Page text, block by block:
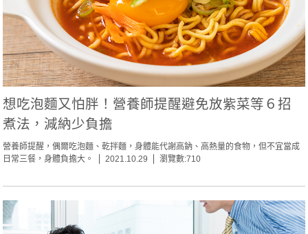
想吃泡麵又怕胖！營養師提醒避免放紫菜等６招
煮法，減納少負擔
營養師提醒，偶爾吃泡麵、乾拌麵，身體能代謝高鈉、高熱量的食物，但不宜當成
日常三餐，身體負擔大。
2021.10.29 瀏覽數:710